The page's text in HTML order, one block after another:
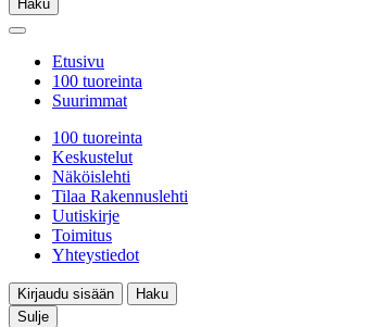
Haku
Etusivu
100 tuoreinta
Suurimmat
100 tuoreinta
Keskustelut
Näköislehti
Tilaa Rakennuslehti
Uutiskirje
Toimitus
Yhteystiedot
Kirjaudu sisään
Haku
Sulje